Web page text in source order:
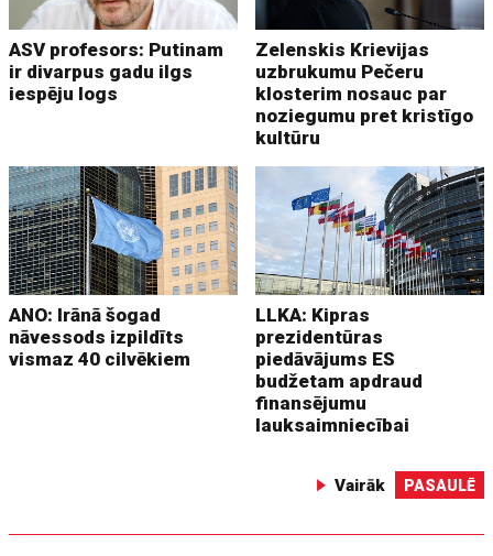
ASV profesors: Putinam
ir divarpus gadu ilgs
iespēju logs
Zelenskis Krievijas
uzbrukumu Pečeru
klosterim nosauc par
noziegumu pret kristīgo
kultūru
ANO: Irānā šogad
nāvessods izpildīts
vismaz 40 cilvēkiem
LLKA: Kipras
prezidentūras
piedāvājums ES
budžetam apdraud
finansējumu
lauksaimniecībai
Vairāk PASAULĒ